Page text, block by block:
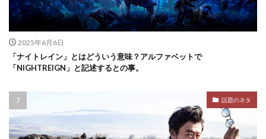
2025年6月6日
「ナイトレイン」とはどういう意味？アルファベットで
「NIGHTREIGN」と記述するとの事。
話題のネタ